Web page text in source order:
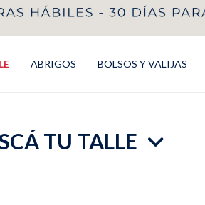
ABRIGOS BOLSOS Y VALIJAS
TU TALLE